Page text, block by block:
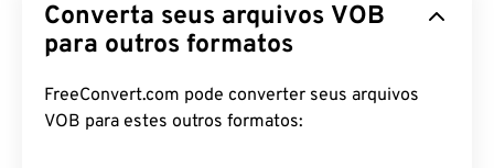
Converta seus arquivos VOB
para outros formatos
FreeConvert.com pode converter seus arquivos
VOB para estes outros formatos: